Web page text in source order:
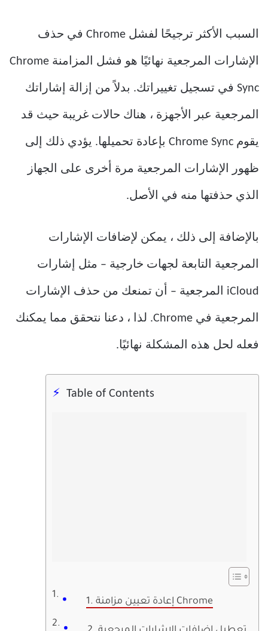
السبب الأكثر ترجيحًا لفشل Chrome في حذف
الإشارات المرجعية نهائيًا هو فشل المزامنة Chrome
Sync في تسجيل تغييراتك. بدلاً من إزالة إشاراتك
المرجعية عبر الأجهزة ، هناك حالات غريبة حيث قد
يقوم Chrome Sync بإعادة تحميلها. يؤدي ذلك إلى
ظهور الإشارات المرجعية مرة أخرى على الجهاز
الذي حذفتها منه في الأصل.
بالإضافة إلى ذلك ، يمكن لإضافات الإشارات
المرجعية التابعة لجهات خارجية – مثل إشارات
iCloud المرجعية – أن تمنعك من حذف الإشارات
المرجعية في Chrome. لذا ، دعنا نتحقق مما يمكنك
فعله لحل هذه المشكلة نهائيًا.
Table of Contents
1. إعادة تعيين مزامنة Chrome